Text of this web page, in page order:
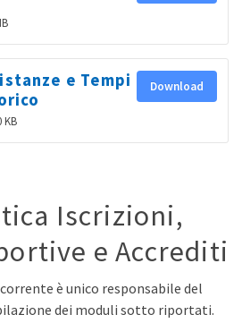
e Tempi
KB
Download
Iscrizioni,
e Accrediti
è unico responsabile del
dei moduli sotto riportati.